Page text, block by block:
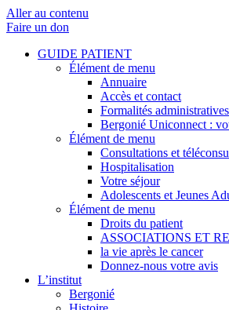
Aller au contenu
Faire un don
GUIDE PATIENT
Élément de menu
Annuaire
Accès et contact
Formalités administratives
Bergonié Uniconnect :
Élément de menu
Consultations et
Hospitalisation
Votre séjour
Adolescents et Jeunes
Élément de menu
Droits du patient
ASSOCIATIONS ET
la vie après le cancer
Donnez-nous votre avis
L’institut
Bergonié